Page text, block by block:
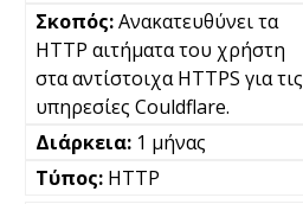
Ανακατευθύνει τα
HTTP αιτήματα του χρήστη
στα αντίστοιχα HTTPS για τις
υπηρεσίες Couldflare.
1 μήνας
HTTP